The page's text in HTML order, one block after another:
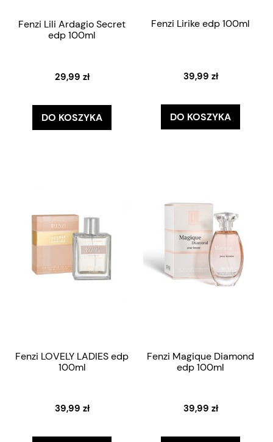
Fenzi Lili Ardagio Secret
edp 100ml
29,99 zł
DO KOSZYKA
Fenzi Lirike edp 100ml
39,99 zł
DO KOSZYKA
Fenzi LOVELY LADIES edp
100ml
39,99 zł
Fenzi Magique Diamond
edp 100ml
39,99 zł